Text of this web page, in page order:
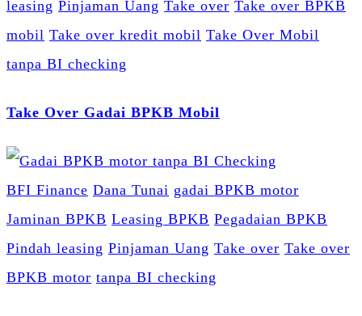
leasing Pinjaman Uang Take over Take over BPKB
mobil Take over kredit mobil Take Over Mobil
tanpa BI checking
Take Over Gadai BPKB Mobil
BFI Finance Dana Tunai gadai BPKB motor
Jaminan BPKB Leasing BPKB Pegadaian BPKB
Pindah leasing Pinjaman Uang Take over Take over
BPKB motor tanpa BI checking